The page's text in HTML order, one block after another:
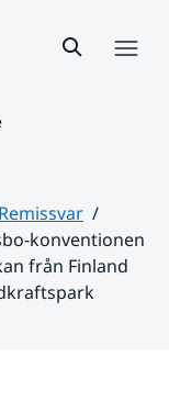
Remissvar
konventionen
från Finland